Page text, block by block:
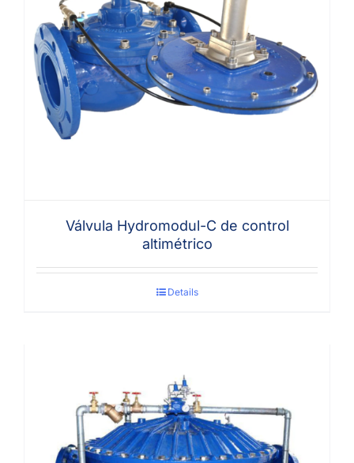
Válvula Hydromodul-C de control
altimétrico
Details